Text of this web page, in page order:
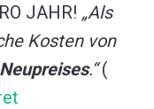
JAHR! „Als
Kosten von
.“(